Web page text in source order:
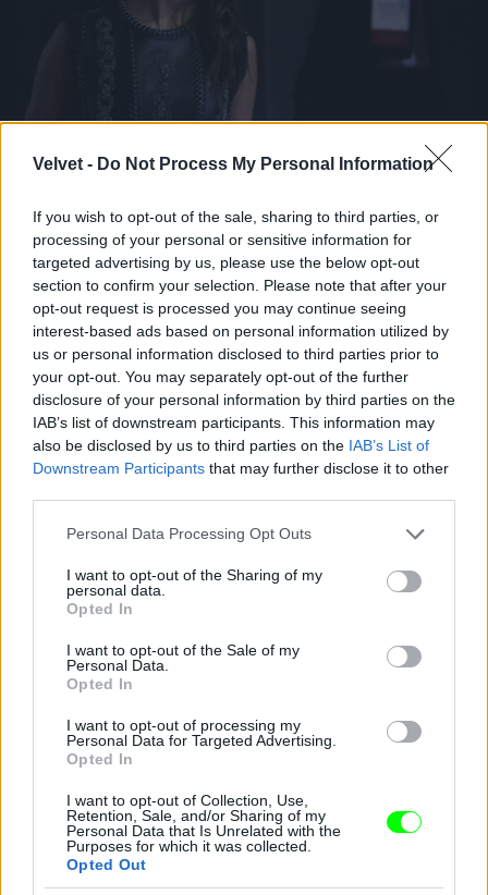
Velvet - Do Not Process My Personal Information
If you wish to opt-out of the sale, sharing to third parties, or
processing of your personal or sensitive information for
targeted advertising by us, please use the below opt-out
section to confirm your selection. Please note that after your
opt-out request is processed you may continue seeing
interest-based ads based on personal information utilized by
us or personal information disclosed to third parties prior to
your opt-out. You may separately opt-out of the further
disclosure of your personal information by third parties on the
IAB’s list of downstream participants. This information may
also be disclosed by us to third parties on the IAB’s List of
Downstream Participants that may further disclose it to other
Please note that this website/app uses one or more Google
not limited to your visit or usage behaviour. You may click to
grant or deny consent to Google and its third-party tags to
use your data for below specified purposes in below Google
consent section.
Personal Data Processing Opt Outs
I want to opt-out of the Sharing of my
personal data.
Opted In
I want to opt-out of the Sale of my
Personal Data.
Opted In
I want to opt-out of processing my
Personal Data for Targeted Advertising.
Opted In
I want to opt-out of Collection, Use,
Retention, Sale, and/or Sharing of my
Personal Data that Is Unrelated with the
Purposes for which it was collected.
Opted Out
Alicia Vikanderről is több ízben felmerült már a
drámával lett igazán ismert, és meg is kapta érte a
legjobb női mellékszereplőnek járó Oscart 2016-
ban.
Fotó: John Phillips / Getty Images Hungary
Jön még kép!